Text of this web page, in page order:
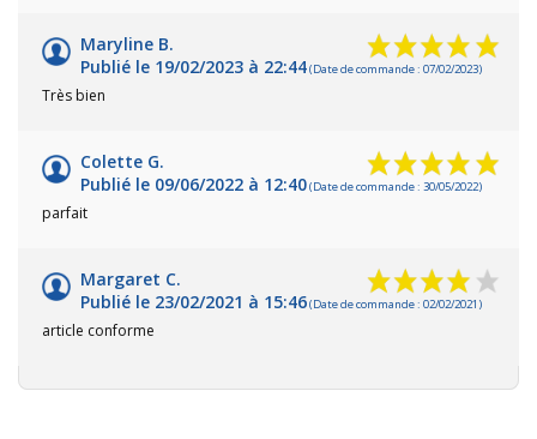
Maryline B.
Publié le 19/02/2023 à 22:44(Date de commande : 07/02/2023)
Très bien
Colette G.
Publié le 09/06/2022 à 12:40(Date de commande : 30/05/2022)
parfait
Margaret C.
Publié le 23/02/2021 à 15:46(Date de commande : 02/02/2021)
article conforme